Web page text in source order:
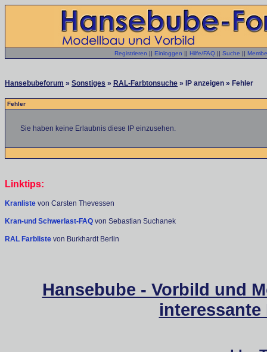
Registrieren || Einloggen || Hilfe/FAQ || Suche ||
Hansebubeforum » Sonstiges » RAL-Farbtonsuche » IP anzeigen » Fehler
Fehler
Sie haben keine Erlaubnis diese IP einzusehen.
Linktips:
Kranliste von Carsten Thevessen
Kran-und Schwerlast-FAQ von Sebastian Suchanek
RAL Farbliste von Burkhardt Berlin
Hansebube - Vorbild und